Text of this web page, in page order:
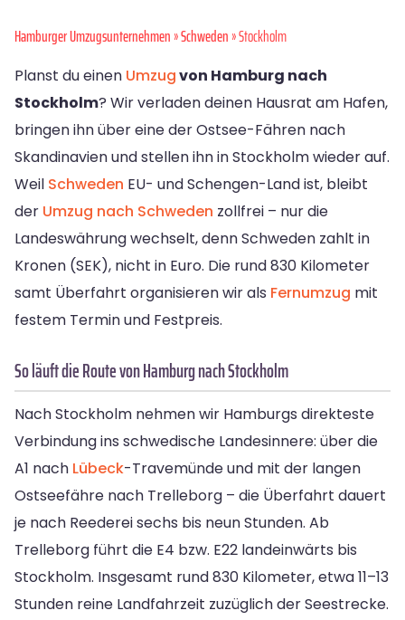
Hamburger Umzugsunternehmen»Schweden» Stockholm
Planst du einen Umzugvon Hamburg nach
Stockholm? Wir verladen deinen Hausrat am Hafen,
bringen ihn über eine der Ostsee-Fähren nach
Skandinavien und stellen ihn in Stockholm wieder auf.
Weil Schweden EU- und Schengen-Land ist, bleibt
der Umzug nach Schweden zollfrei – nur die
Landeswährung wechselt, denn Schweden zahlt in
Kronen (SEK), nicht in Euro. Die rund 830 Kilometer
samt Überfahrt organisieren wir als Fernumzug mit
festem Termin und Festpreis.
So läuft die Route von Hamburg nach Stockholm
Nach Stockholm nehmen wir Hamburgs direkteste
Verbindung ins schwedische Landesinnere: über die
A1 nach Lübeck-Travemünde und mit der langen
Ostseefähre nach Trelleborg – die Überfahrt dauert
je nach Reederei sechs bis neun Stunden. Ab
Trelleborg führt die E4 bzw. E22 landeinwärts bis
Stockholm. Insgesamt rund 830 Kilometer, etwa 11–13
Stunden reine Landfahrzeit zuzüglich der Seestrecke.